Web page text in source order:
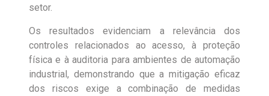
setor.
Os resultados evidenciam a relevância dos
controles relacionados ao acesso, à proteção
física e à auditoria para ambientes de automação
industrial, demonstrando que a mitigação eficaz
dos riscos exige a combinação de medidas